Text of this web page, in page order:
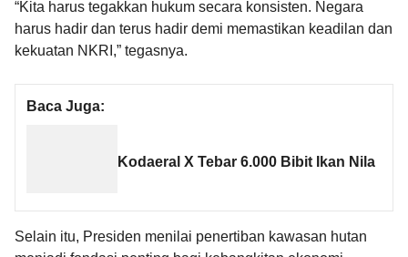
“Kita harus tegakkan hukum secara konsisten. Negara
harus hadir dan terus hadir demi memastikan keadilan dan
kekuatan NKRI,” tegasnya.
Baca Juga:
Kodaeral X Tebar 6.000 Bibit Ikan Nila
Selain itu, Presiden menilai penertiban kawasan hutan